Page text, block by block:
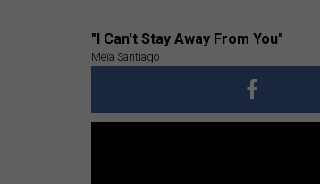
"I Can't Stay Away From You"
Meïa Santiago